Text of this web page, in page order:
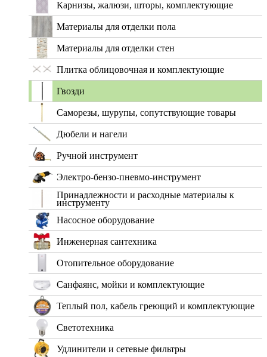
Карнизы, жалюзи, шторы, комплектующие
Материалы для отделки пола
Материалы для отделки стен
Плитка облицовочная и комплектующие
Гвозди
Саморезы, шурупы, сопутствующие товары
Дюбели и нагели
Ручной инструмент
Электро-бензо-пневмо-инструмент
Принадлежности и расходные материалы к
инструменту
Насосное оборудование
Инженерная сантехника
Отопительное оборудование
Санфаянс, мойки и комплектующие
Теплый пол, кабель греющий и комплектующие
Светотехника
Удлинители и сетевые фильтры